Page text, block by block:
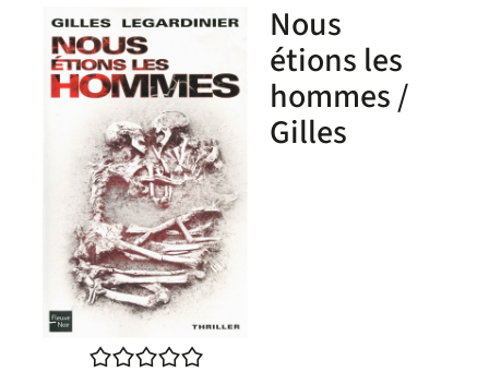
mail
/5
Nous
étions les
hommes /
Gilles